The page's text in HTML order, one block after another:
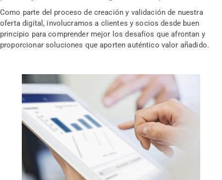
Como parte del proceso de creación y validación de nuestra
oferta digital, involucramos a clientes y socios desde buen
principio para comprender mejor los desafíos que afrontan y
proporcionar soluciones que aporten auténtico valor añadido.